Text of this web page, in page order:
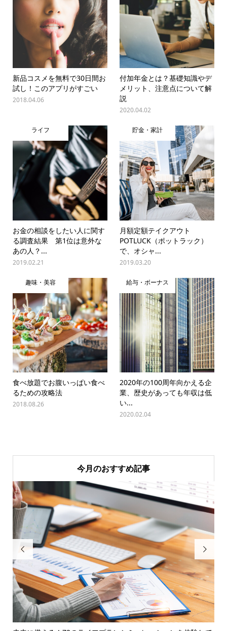
新品コスメを無料で30日間お
試し！このアプリがすごい
2018.04.06
付加年金とは？基礎知識やデ
メリット、注意点について解
説
2020.04.02
ライフ
お金の相談をしたい人に関す
る調査結果 第1位は意外な
あの人？...
2019.02.21
貯金・家計
月額定額テイクアウト
POTLUCK（ポットラック）
で、オシャ...
2019.03.20
趣味・美容
食べ放題でお腹いっぱい食べ
るための攻略法
2018.08.26
給与・ボーナス
2020年の100周年向かえる企
業、歴史があっても年収は低
い...
2020.02.04
今月のおすすめ記事
 